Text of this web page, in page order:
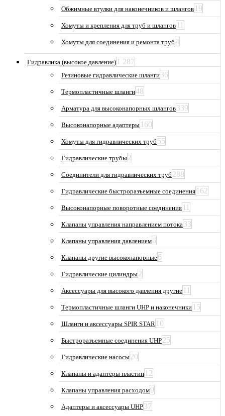
Обжимные втулки для наконечников и шлангов 19
Хомуты и крепления для труб и шлангов 11
Хомуты для соединения и ремонта труб4
Гидравлика (высокое давление) 1 287
Резиновые гидравлические шланги36
Термопластичные шланги48
Арматура для высоконапорных шлангов339
Высоконапорные адаптеры 160
Хомуты для гидравлических труб 55
Гидравлические трубы2
Соединители для гидравлических труб 288
Гидравлические быстроразъемные соединения 162
Высоконапорные поворотные соединения 11
Клапаны управления направлением потока33
Клапаны управления давлением6
Клапаны другие высоконапорные6
Гидравлические цилиндры2
Аксессуары для высокого давления другие 11
Термопластичные шланги UHP и наконечники 15
Шланги и аксессуары SPIR STAR 10
Быстроразъемные соединения UHP25
Гидравлические насосы20
Клапаны и адаптеры пластин 12
Клапаны управления расходом9
Адаптеры и аксессуары UHP37